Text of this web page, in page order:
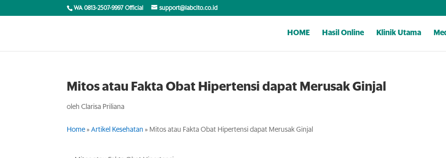
WA 0813-2507-9997 Official support@labcito.co.id
HOME Hasil Online Klinik Utama
Mitos atau Fakta Obat Hipertensi dapat Merusak Ginjal
olehClarisa Priliana
Home »Artikel Kesehatan » Mitos atau Fakta Obat Hipertensi dapat Merusak Ginjal